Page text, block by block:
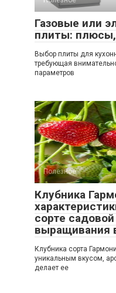
Газовые или
плиты:
Выбор плиты для
требующая
параметров
Полезное
Клубника
сорте
выращивания
Клубника сорта
уникальным вкусом,
делает ее